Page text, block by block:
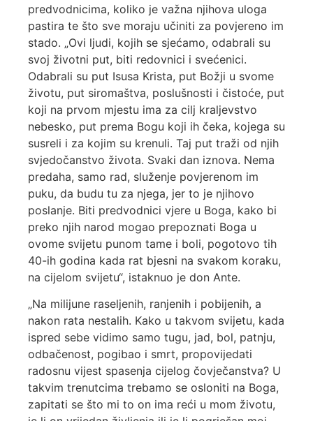
predvodnicima, koliko je važna njihova uloga
pastira te što sve moraju učiniti za povjereno im
stado. „Ovi ljudi, kojih se sjećamo, odabrali su
svoj životni put, biti redovnici i svećenici.
Odabrali su put Isusa Krista, put Božji u svome
životu, put siromaštva, poslušnosti i čistoće, put
koji na prvom mjestu ima za cilj kraljevstvo
nebesko, put prema Bogu koji ih čeka, kojega su
susreli i za kojim su krenuli. Taj put traži od njih
svjedočanstvo života. Svaki dan iznova. Nema
predaha, samo rad, služenje povjerenom im
puku, da budu tu za njega, jer to je njihovo
poslanje. Biti predvodnici vjere u Boga, kako bi
preko njih narod mogao prepoznati Boga u
ovome svijetu punom tame i boli, pogotovo tih
40-ih godina kada rat bjesni na svakom koraku,
na cijelom svijetu“, istaknuo je don Ante.
„Na milijune raseljenih, ranjenih i pobijenih, a
nakon rata nestalih. Kako u takvom svijetu, kada
ispred sebe vidimo samo tugu, jad, bol, patnju,
odbačenost, pogibao i smrt, propovijedati
radosnu vijest spasenja cijelog čovječanstva? U
takvim trenutcima trebamo se osloniti na Boga,
zapitati se što mi to on ima reći u mom životu,